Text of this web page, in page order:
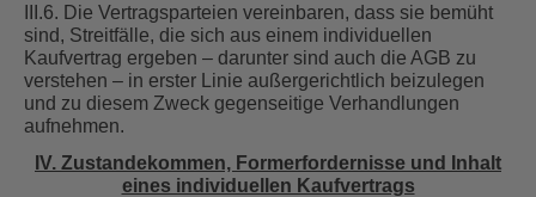
III.6. Die Vertragsparteien vereinbaren, dass sie bemüht
sind, Streitfälle, die sich aus einem individuellen
Kaufvertrag ergeben – darunter sind auch die AGB zu
verstehen – in erster Linie außergerichtlich beizulegen
und zu diesem Zweck gegenseitige Verhandlungen
aufnehmen.
IV. Zustandekommen, Formerfordernisse und Inhalt
eines individuellen Kaufvertrags